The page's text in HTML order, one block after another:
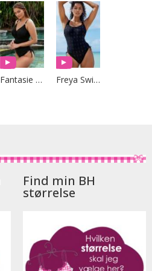
Fantasie Swim Freya Swim
Find min BH
størrelse